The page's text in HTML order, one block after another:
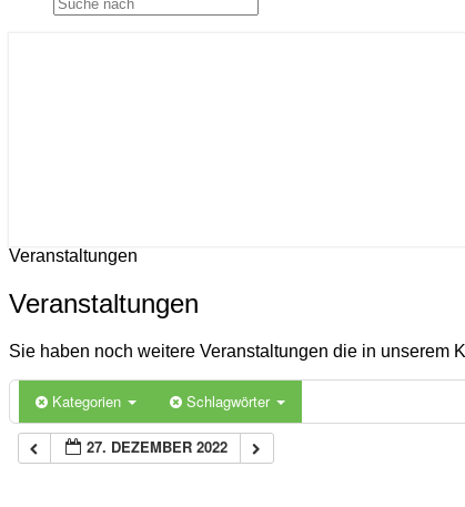
Veranstaltungen
Veranstaltungen
Sie haben noch weitere Veranstaltungen die in unserem
Kategorien Schlagwörter
27. DEZEMBER 2022